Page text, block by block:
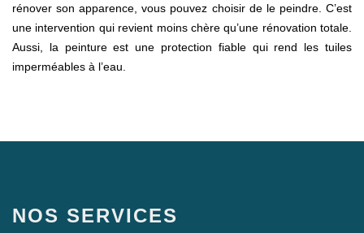
rénover son apparence, vous pouvez choisir de le peindre. C’est
une intervention qui revient moins chère qu’une rénovation totale.
Aussi, la peinture est une protection fiable qui rend les tuiles
imperméables à l’eau.
NOS SERVICES